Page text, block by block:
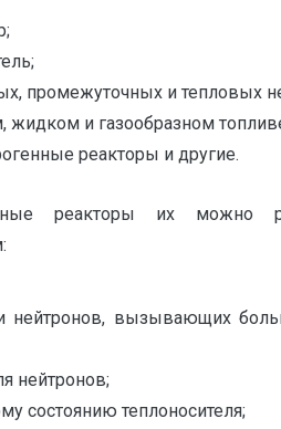
промежуточных и тепловых
жидком и газообразном
реакторы и другие.
реакторы их можно
нейтронов, вызывающих
нейтронов;
состоянию теплоносителя;